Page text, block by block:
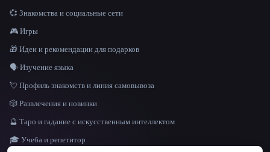
ЯЗЫК
💞 Знакомства и социальные сети
🎮 Игры
🎁 Идеи и рекомендации для подарков
🗣️ Изучение языка
💘 Профиль знакомств и линия самовывоза
🎲 Развлечения и новинки
🔮 Таро и гадание с искусственным интеллектом
🎓 Учеба и репетитор